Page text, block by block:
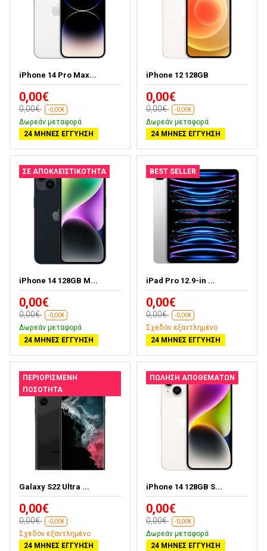
iPhone 14 Pro Max...
0,00€
0,00€ -0,00€
Δωρεάν μεταφορά
24 ΜΉΝΕΣ ΕΓΓΎΗΣΗ
iPhone 12 128GB
0,00€
0,00€ -0,00€
Δωρεάν μεταφορά
24 ΜΉΝΕΣ ΕΓΓΎΗΣΗ
ΣΕ ΑΠΟΚΛΕΙΣΤΙΚΌΤΗΤΑ
iPhone 14 128GB M...
0,00€
0,00€ -0,00€
Δωρεάν μεταφορά
24 ΜΉΝΕΣ ΕΓΓΎΗΣΗ
BEST SELLER
iPad Pro 12.9-in ...
0,00€
0,00€ -0,00€
Σχεδόν εξαντλημένο
24 ΜΉΝΕΣ ΕΓΓΎΗΣΗ
ΠΕΡΙΟΡΙΣΜΈΝΗ
ΠΟΣΌΤΗΤΑ
Galaxy S22 Ultra ...
0,00€
0,00€ -0,00€
Σχεδόν εξαντλημένο
24 ΜΉΝΕΣ ΕΓΓΎΗΣΗ
ΠΏΛΗΣΗ ΑΠΟΘΕΜΆΤΩΝ
iPhone 14 128GB S...
0,00€
0,00€ -0,00€
Δωρεάν μεταφορά
24 ΜΉΝΕΣ ΕΓΓΎΗΣΗ